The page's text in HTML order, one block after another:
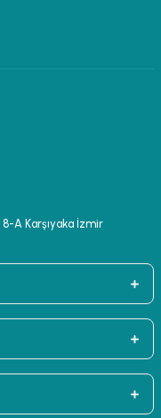
A Karşıyaka İzmir